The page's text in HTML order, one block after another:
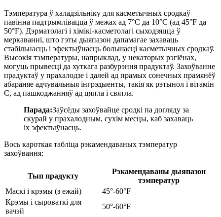
Тэмпература ў халадзільніку для касметычных сродкаў
павінна падтрымлівацца ў межах ад 7°C да 10°C (ад 45°F да
50°F). Дэрматолагі і хімікі-касметолагі сыходзяцца ў
меркаванні, што гэты дыяпазон дапамагае захаваць
стабільнасць і эфектыўнасць большасці касметычных сродкаў.
Высокія тэмпературы, напрыклад, у некаторых рэгіёнах,
могуць прывесці да хуткага разбурэння прадуктаў. Захоўванне
прадуктаў у прахалодзе і далей ад прамых сонечных прамянёў
абараняе адчувальныя інгрэдыенты, такія як рэтынол і вітамін
С, ад пашкоджанняў ад цяпла і святла.
Парада:Заўсёды захоўвайце сродкі па догляду за
скурай у прахалодным, сухім месцы, каб захаваць
іх эфектыўнасць.
Вось кароткая табліца рэкамендаваных тэмператур
захоўвання:
Тып прадукту
Рэкамендаваны дыяпазон
тэмператур
Маскі і крэмы (з ежай)
45°-60°F
Крэмы і сыроваткі для
вачэй
50°-60°F